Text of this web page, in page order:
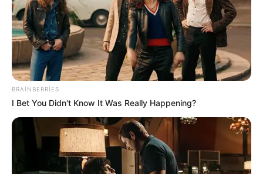
41 0 0
17:15 / 06 Avqust 2026 CƏMİYYƏT
BRAINBERRIES
I Bet You Didn't Know It Was Really Happening?